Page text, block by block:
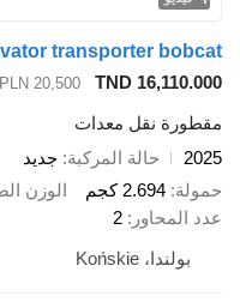
TND
PLN 20,500
≈ €4,761
معدات
المركبة جديد
كجم
الوزن الصافي 806 كجم
2